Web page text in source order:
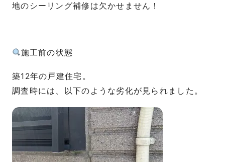
地のシーリング補修は欠かせません！
施工前の状態
築12年の戸建住宅。
調査時には、以下のような劣化が見られました。